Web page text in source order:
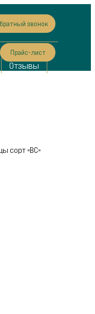
звонок
Прайс-лист
Отзывы
сорт «ВС»